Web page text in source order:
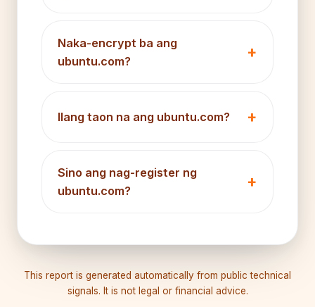
Naka-encrypt ba ang
ubuntu.com?
Ilang taon na ang ubuntu.com?
Sino ang nag-register ng
ubuntu.com?
This report is generated automatically from public technical
signals. It is not legal or financial advice.